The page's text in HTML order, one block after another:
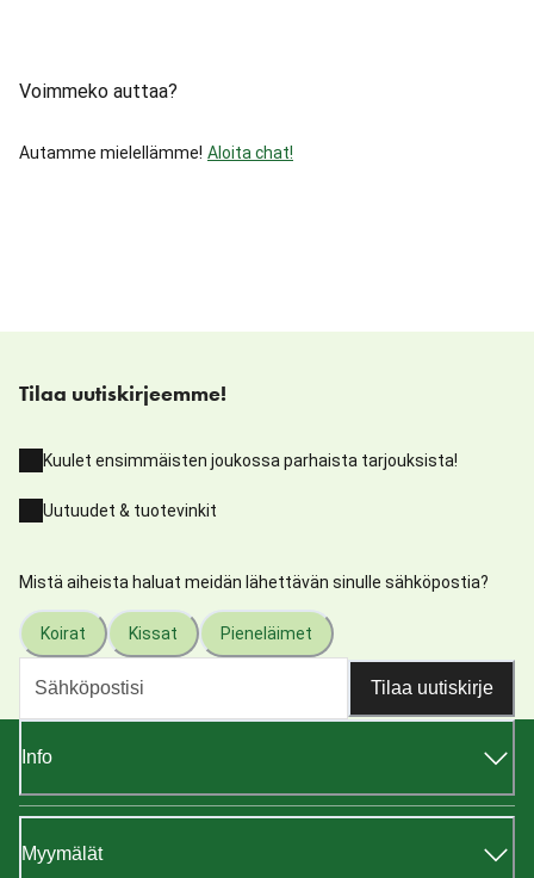
Voimmeko auttaa?
Autamme mielellämme! Aloita chat!
Tilaa uutiskirjeemme!
Kuulet ensimmäisten joukossa parhaista tarjouksista!
Uutuudet & tuotevinkit
Mistä aiheista haluat meidän lähettävän sinulle sähköpostia?
Koirat Kissat Pieneläimet
Tilaa uutiskirje
Info
Myymälät